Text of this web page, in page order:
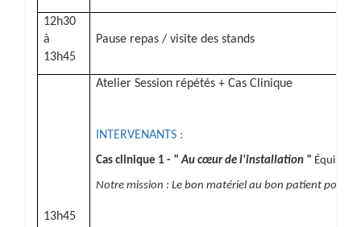
12h30
à
13h45
Pause repas / visite des stands
13h45
Atelier Session répétés + Cas Clinique
INTERVENANTS :
Cas clinique 1 - " Au cœur de l'installation " Équipe
Notre mission : Le bon matériel au bon patient pour